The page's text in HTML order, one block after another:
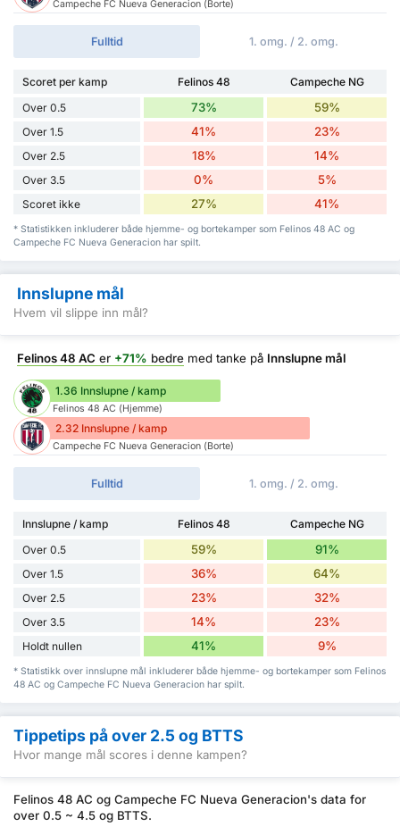
Campeche FC Nueva Generacion (Borte)
Fulltid 1. omg. / 2. omg.
Scoret per kamp Felinos 48
Campeche NG
Over 0.5
73% 59%
Over 1.5 41% 23%
Over 2.5 18% 14%
Over 3.5 0% 5%
Scoret ikke 27% 41%
* Statistikken inkluderer både hjemme- og bortekamper som Felinos 48 AC og
Campeche FC Nueva Generacion har spilt.
Innslupne mål
Hvem vil slippe inn mål?
Felinos 48 AC er +71% bedre med tanke på Innslupne mål
1.36 Innslupne / kamp
Felinos 48 AC (Hjemme)
2.32 Innslupne / kamp
Campeche FC Nueva Generacion (Borte)
Fulltid 1. omg. / 2. omg.
Innslupne / kamp Felinos 48
Campeche NG
Over 0.5
59% 91%
Over 1.5 36% 64%
Over 2.5 23% 32%
Over 3.5 14% 23%
Holdt nullen 41% 9%
* Statistikk over innslupne mål inkluderer både hjemme- og bortekamper som Felinos
48 AC og Campeche FC Nueva Generacion har spilt.
Tippetips på over 2.5 og BTTS
Hvor mange mål scores i denne kampen?
Felinos 48 AC og Campeche FC Nueva Generacion's data for
over 0.5 ~ 4.5 og BTTS.